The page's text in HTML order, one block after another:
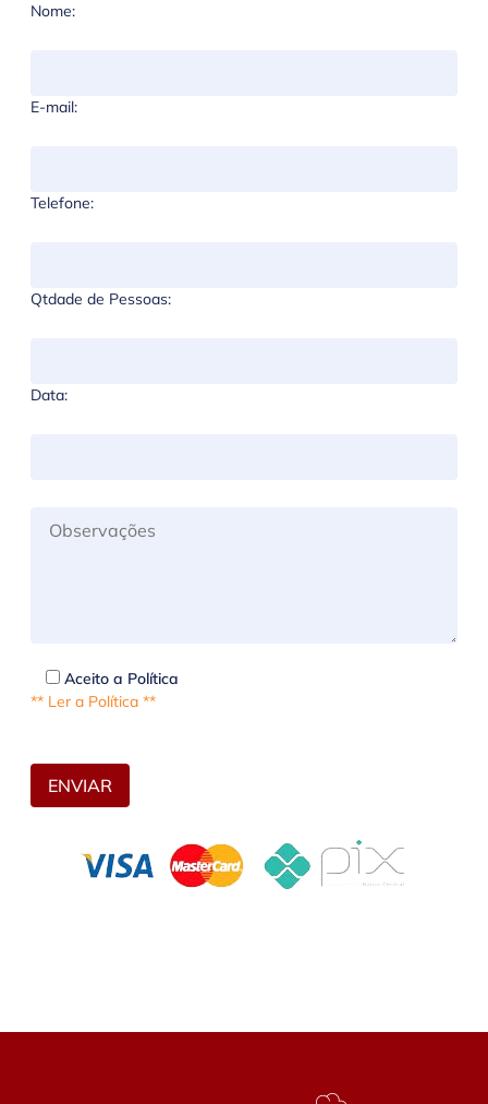
Nome:
E-mail:
Telefone:
Qtdade de Pessoas:
Data:
Aceito a Política
** Ler a Política **